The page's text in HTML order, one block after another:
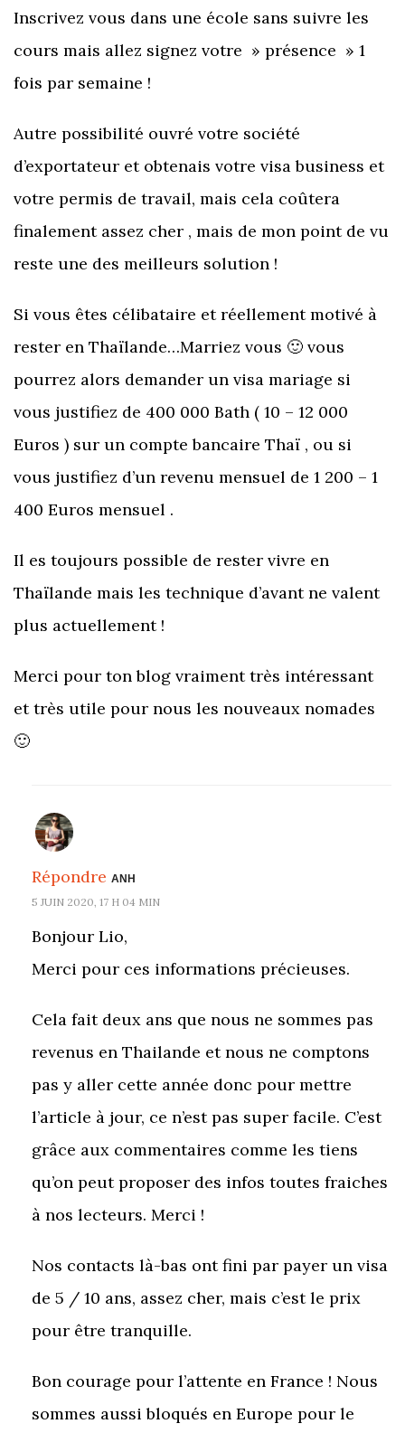
Inscrivez vous dans une école sans suivre les
cours mais allez signez votre » présence » 1
fois par semaine !
Autre possibilité ouvré votre société
d’exportateur et obtenais votre visa business et
votre permis de travail, mais cela coûtera
finalement assez cher , mais de mon point de vu
reste une des meilleurs solution !
Si vous êtes célibataire et réellement motivé à
rester en Thaïlande…Marriez vous 🙂 vous
pourrez alors demander un visa mariage si
vous justifiez de 400 000 Bath ( 10 – 12 000
Euros ) sur un compte bancaire Thaï , ou si
vous justifiez d’un revenu mensuel de 1 200 – 1
400 Euros mensuel .
Il es toujours possible de rester vivre en
Thaïlande mais les technique d’avant ne valent
plus actuellement !
Merci pour ton blog vraiment très intéressant
et très utile pour nous les nouveaux nomades
🙂
Répondre ANH
5 JUIN 2020, 17 H 04 MIN
Bonjour Lio,
Merci pour ces informations précieuses.
Cela fait deux ans que nous ne sommes pas
revenus en Thailande et nous ne comptons
pas y aller cette année donc pour mettre
l’article à jour, ce n’est pas super facile. C’est
grâce aux commentaires comme les tiens
qu’on peut proposer des infos toutes fraiches
à nos lecteurs. Merci !
Nos contacts là-bas ont fini par payer un visa
de 5 / 10 ans, assez cher, mais c’est le prix
pour être tranquille.
Bon courage pour l’attente en France ! Nous
sommes aussi bloqués en Europe pour le